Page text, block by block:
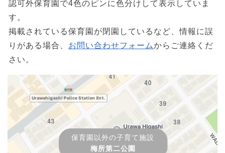
認可外保育園で4色のピンに色分けして表示していま
す。
掲載されている保育園が閉園しているなど、情報に誤
りがある場合、 お問い合わせフォームからご連絡くだ
さい。
保育園以外の子育て施設
梅所第二公園